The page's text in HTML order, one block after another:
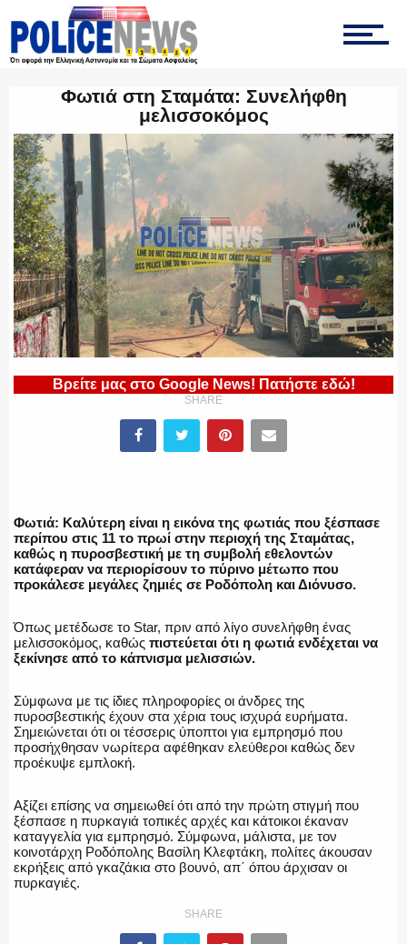
ΤΡΟΧΑΙΑ
ΟΠΚΕ
ΟΜΑΔΑ “Ζ”
ΕΚΑΜ
ΠΥΡΟΣΒΕΣΤΙΚΗ
ΕΝΟΠΛΕΣ ΔΥΝΑΜΕΙΣ
ΕΚΑΒ
Φωτιά στη Σταμάτα: Συνελήφθη
μελισσοκόμος
Βρείτε μας στο Google News! Πατήστε εδώ!
SHARE
Φωτιά: Καλύτερη είναι η εικόνα της φωτιάς που ξέσπασε
περίπου στις 11 το πρωί στην περιοχή της Σταμάτας,
καθώς η πυροσβεστική με τη συμβολή εθελοντών
κατάφεραν να περιορίσουν το πύρινο μέτωπο που
προκάλεσε μεγάλες ζημιές σε Ροδόπολη και Διόνυσο.
Όπως μετέδωσε το Star, πριν από λίγο συνελήφθη ένας
μελισσοκόμος, καθώς πιστεύεται ότι η φωτιά ενδέχεται να
ξεκίνησε από το κάπνισμα μελισσιών.
Σύμφωνα με τις ίδιες πληροφορίες οι άνδρες της
πυροσβεστικής έχουν στα χέρια τους ισχυρά ευρήματα.
Σημειώνεται ότι οι τέσσερις ύποπτοι για εμπρησμό που
προσήχθησαν νωρίτερα αφέθηκαν ελεύθεροι καθώς δεν
προέκυψε εμπλοκή.
Αξίζει επίσης να σημειωθεί ότι από την πρώτη στιγμή που
ξέσπασε η πυρκαγιά τοπικές αρχές και κάτοικοι έκαναν
καταγγελία για εμπρησμό. Σύμφωνα, μάλιστα, με τον
κοινοτάρχη Ροδόπολης Βασίλη Κλεφτάκη, πολίτες άκουσαν
εκρήξεις από γκαζάκια στο βουνό, απ΄ όπου άρχισαν οι
πυρκαγιές.
SHARE